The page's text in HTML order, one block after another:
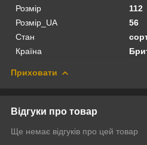
Розмір
112
Розмір_UA
56
Стан
Країна
Приховати
Відгуки про товар
Ще немає відгуків про цей товар